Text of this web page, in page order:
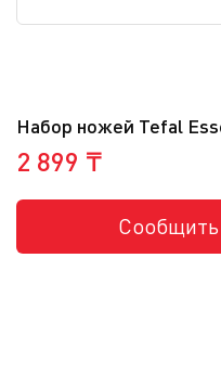
Набор ножей Tefal
2 899 ₸
Сообщить